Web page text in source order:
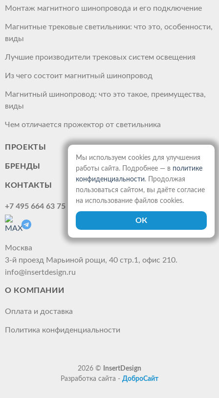
Монтаж магнитного шинопровода и его подключение
Магнитные трековые светильники: что это, особенности,
виды
Лучшие производители трековых систем освещения
Из чего состоит магнитный шинопровод
Магнитный шинопровод: что это такое, преимущества,
виды
Чем отличается прожектор от светильника
ПРОЕКТЫ
БРЕНДЫ
КОНТАКТЫ
+7 495 664 63 75
Москва
3-й проезд Марьиной рощи, 40 стр.1, офис 210.
info@insertdesign.ru
О КОМПАНИИ
Оплата и доставка
Политика конфиденциальности
2026 ©
InsertDesign
Разработка сайта - ДоброСайт
Мы используем cookies для улучшения
работы сайта. Подробнее — в политике
конфиденциальности. Продолжая
пользоваться сайтом, вы даёте согласие
на использование файлов cookies.